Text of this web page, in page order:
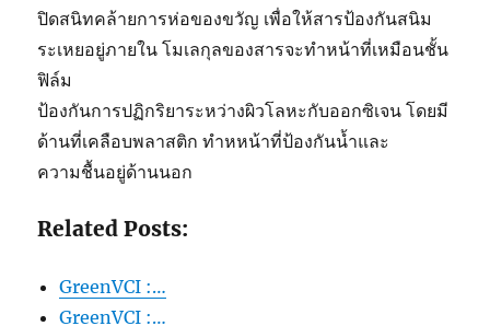
ปิดสนิทคล้ายการห่อของขวัญ เพื่อให้สารป้องกันสนิม
ระเหยอยู่ภายใน โมเลกุลของสารจะทำหน้าที่เหมือนชั้น
ฟิล์ม
ป้องกันการปฏิกริยาระหว่างผิวโลหะกับออกซิเจน โดยมี
ด้านที่เคลือบพลาสติก ทำหหน้าที่ป้องกันน้ำและ
ความชื้นอยู่ด้านนอก
Related Posts:
GreenVCI :…
GreenVCI :…